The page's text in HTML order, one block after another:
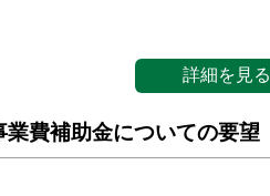
詳細を見る
費補助金についての要望